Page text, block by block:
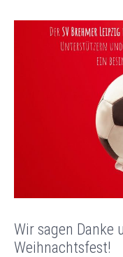
Wir sagen Danke
Weihnachtsfest!